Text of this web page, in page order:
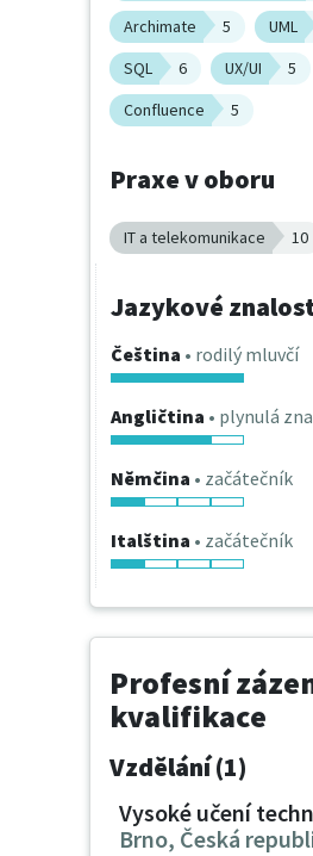
Archimate 5 UML
SQL
6 UX/UI 5
Confluence
5
Praxe v oboru
IT a telekomunikace 10
Jazykové
Čeština • rodilý mluvčí
Angličtina • plynulá
Němčina • začátečník
Italština • začátečník
Profesní
kvalifikace
Vzdělání (1)
Vysoké učení
Brno, Česká